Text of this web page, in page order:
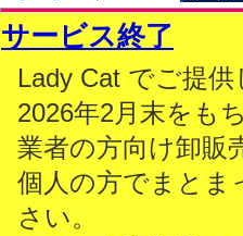
サービス終了
Lady Cat でご提
2026年2月末をも
業者の方向け卸販
個人の方でまとま
さい。